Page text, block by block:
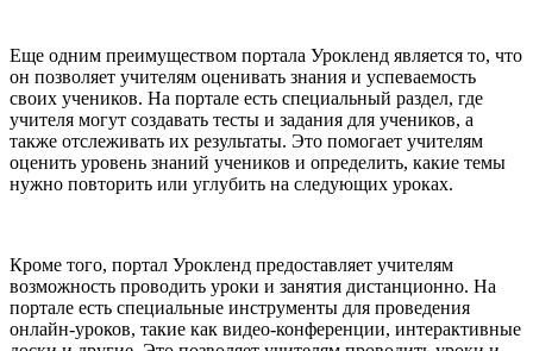
Еще одним преимуществом портала Урокленд является то, что
он позволяет учителям оценивать знания и успеваемость
своих учеников. На портале есть специальный раздел, где
учителя могут создавать тесты и задания для учеников, а
также отслеживать их результаты. Это помогает учителям
оценить уровень знаний учеников и определить, какие темы
нужно повторить или углубить на следующих уроках.
Кроме того, портал Урокленд предоставляет учителям
возможность проводить уроки и занятия дистанционно. На
портале есть специальные инструменты для проведения
онлайн-уроков, такие как видео-конференции, интерактивные